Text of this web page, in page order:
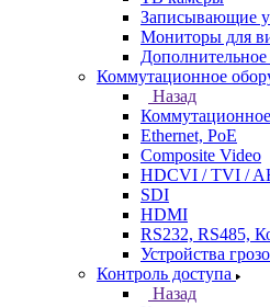
Записывающие
Мониторы для
Коммутационное
Назад
Ethernet, PoE
Composite Video
HDCVI / TVI /
SDI
HDMI
RS232, RS485,
Устройства
Контроль доступа
Назад